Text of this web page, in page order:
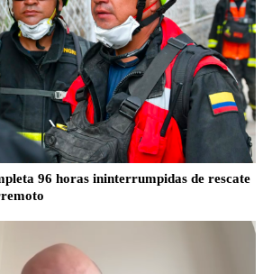
96 horas ininterrumpidas de rescate